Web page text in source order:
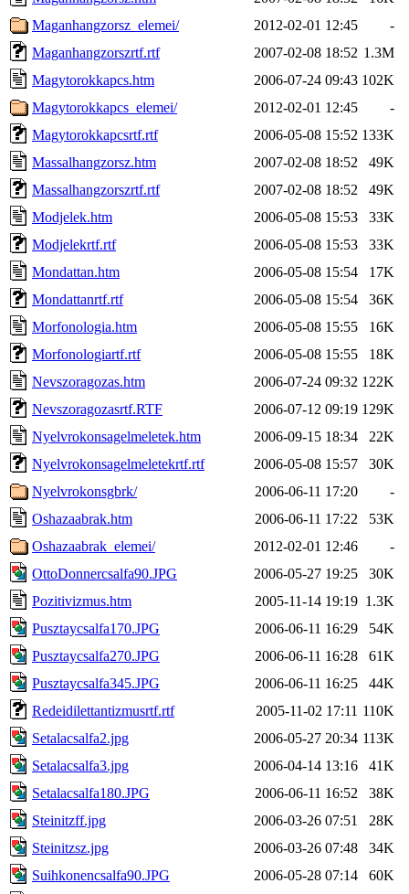
Maganhangzorsz_elemei/
2012-02-01 12:45
-
Maganhangzorszrtf.rtf
2007-02-08 18:52 1.3M
Magytorokkapcs.htm
2006-07-24 09:43 102K
Magytorokkapcs_elemei/
2012-02-01 12:45
-
Magytorokkapcsrtf.rtf
2006-05-08 15:52 133K
Massalhangzorsz.htm
2007-02-08 18:52
49K
Massalhangzorszrtf.rtf
2007-02-08 18:52
49K
Modjelek.htm
2006-05-08 15:53
33K
Modjelekrtf.rtf
2006-05-08 15:53
33K
Mondattan.htm
2006-05-08 15:54
17K
Mondattanrtf.rtf
2006-05-08 15:54
36K
Morfonologia.htm
2006-05-08 15:55
16K
Morfonologiartf.rtf
2006-05-08 15:55
18K
Nevszoragozas.htm
2006-07-24 09:32 122K
Nevszoragozasrtf.RTF
2006-07-12 09:19 129K
Nyelvrokonsagelmeletek.htm
2006-09-15 18:34
22K
Nyelvrokonsagelmeletekrtf.rtf
2006-05-08 15:57
30K
Nyelvrokonsgbrk/
2006-06-11 17:20
-
Oshazaabrak.htm
2006-06-11 17:22
53K
Oshazaabrak_elemei/
2012-02-01 12:46
-
OttoDonnercsalfa90.JPG
2006-05-27 19:25
30K
Pozitivizmus.htm
2005-11-14 19:19 1.3K
Pusztaycsalfa170.JPG
2006-06-11 16:29
54K
Pusztaycsalfa270.JPG
2006-06-11 16:28
61K
Pusztaycsalfa345.JPG
2006-06-11 16:25
44K
Redeidilettantizmusrtf.rtf
2005-11-02 17:11 110K
Setalacsalfa2.jpg
2006-05-27 20:34 113K
Setalacsalfa3.jpg
2006-04-14 13:16
41K
Setalacsalfa180.JPG
2006-06-11 16:52
38K
Steinitzff.jpg
2006-03-26 07:51
28K
Steinitzsz.jpg
2006-03-26 07:48
34K
Suihkonencsalfa90.JPG
2006-05-28 07:14
60K